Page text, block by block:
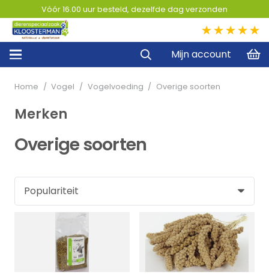
Vóór 16.00 uur besteld, dezelfde dag verzonden
Mijn account
Home / Vogel / Vogelvoeding / Overige soorten
Overige soorten
Merken